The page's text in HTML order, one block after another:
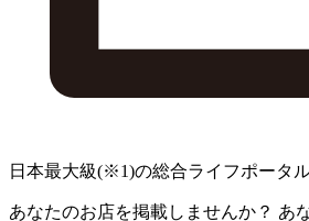
日本最大級(※1)の総合ライフポータ
あなたのお店を掲載しませんか？ あ